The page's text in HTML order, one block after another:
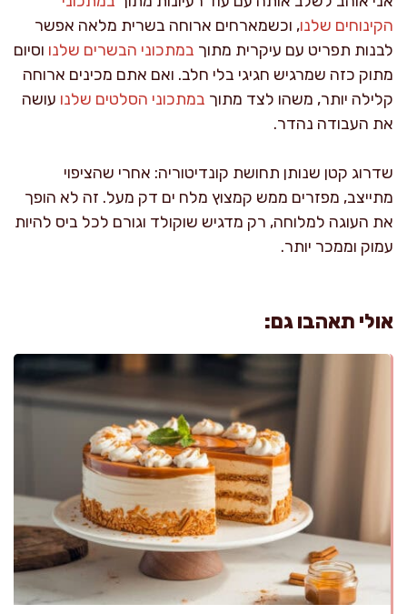
הקינוחים שלנו, וכשמארחים ארוחה בשרית מלאה אפשר
לבנות תפריט עם עיקרית מתוך במתכוני הבשרים שלנו וסיום
מתוק כזה שמרגיש חגיגי בלי חלב. ואם אתם מכינים ארוחה
קלילה יותר, משהו לצד מתוך במתכוני הסלטים שלנו עושה
את העבודה נהדר.
שדרוג קטן שנותן תחושת קונדיטוריה: אחרי שהציפוי
מתייצב, מפזרים ממש קמצוץ מלח ים דק מעל. זה לא הופך
את העוגה למלוחה, רק מדגיש שוקולד וגורם לכל ביס להיות
עמוק וממכר יותר.
אולי תאהבו גם: